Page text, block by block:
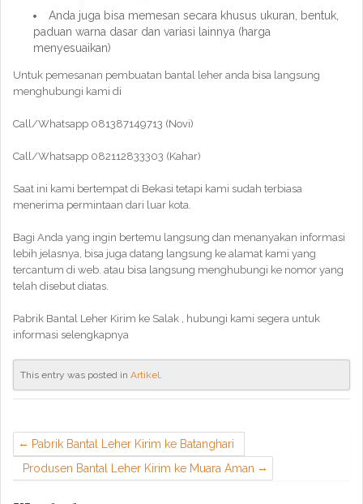
Anda juga bisa memesan secara khusus ukuran, bentuk,
paduan warna dasar dan variasi lainnya (harga
menyesuaikan)
Untuk pemesanan pembuatan bantal leher anda bisa langsung
menghubungi kami di
Call/Whatsapp 081387149713 (Novi)
Call/Whatsapp 082112833303 (Kahar)
Saat ini kami bertempat di Bekasi tetapi kami sudah terbiasa
menerima permintaan dari luar kota.
Bagi Anda yang ingin bertemu langsung dan menanyakan informasi
lebih jelasnya, bisa juga datang langsung ke alamat kami yang
tercantum di web. atau bisa langsung menghubungi ke nomor yang
telah disebut diatas.
Pabrik Bantal Leher Kirim ke Salak , hubungi kami segera untuk
informasi selengkapnya
This entry was posted in Artikel.
Pabrik Bantal Leher Kirim ke Batanghari
Produsen Bantal Leher Kirim ke Muara Aman